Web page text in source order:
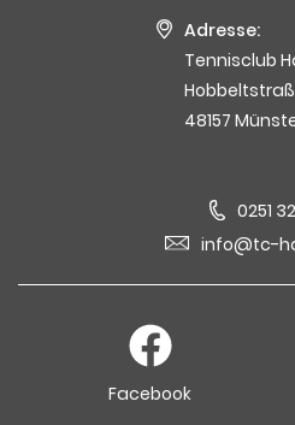
Adresse:
Tennisclub
48157
0251
info@tc-
Facebook